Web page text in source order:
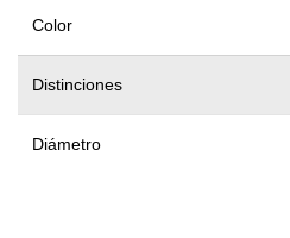
Color
Distinciones
Diámetro